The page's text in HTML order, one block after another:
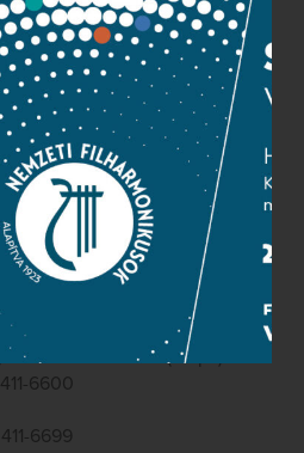
Marcell u. 1. (Müpa)
411-6600
411-6699